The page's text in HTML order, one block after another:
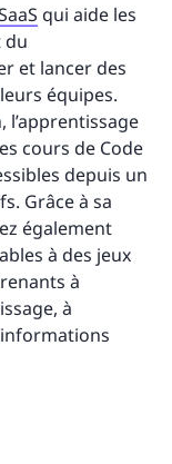
qui aide les
du
et lancer des
équipes.
cours de Code
depuis un
Grâce à sa
également
à des jeux
à
à